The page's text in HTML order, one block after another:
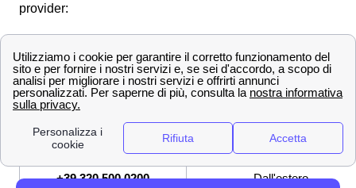
provider:
800 900 134
Numero Verde
[email protected] Indirizzo mail per PEC
+39 320 500 0200 Dall'estero